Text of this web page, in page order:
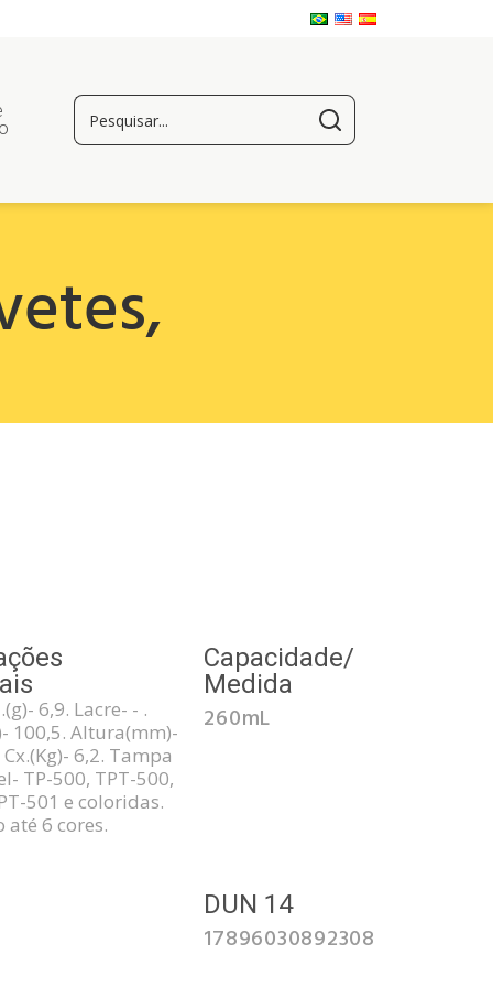
,
6,9. Lacre- - .
100,5. Altura(mm)-
6,2. Tampa
TP-500, TPT-500,
501 e coloridas.
até 6 cores.
Capacidade/
Medida
260mL
DUN 14
17896030892308